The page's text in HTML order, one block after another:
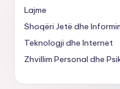
Lajme
Shoqëri Jetë dhe
Teknologji dhe Internet
Zhvillim Personal dhe